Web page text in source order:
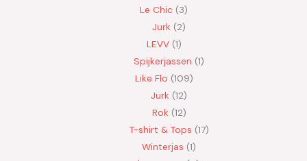
Le Chic 3
Jurk 2
LEVV 1
Spijkerjassen 1
Like Flo 109
Jurk 12
Rok 12
T-shirt & Tops 17
Winterjas 1